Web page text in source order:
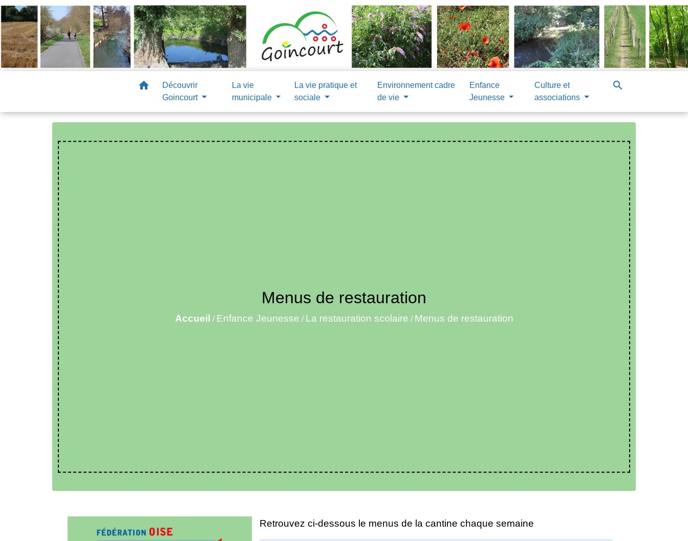
home
Découvrir
Goincourt
La vie
municipale
La vie pratique et
sociale
Environnement cadre
de vie
Enfance
Jeunesse
Culture et
associations
search
Menus de restauration
Accueil / Enfance Jeunesse / La restauration scolaire / Menus de restauration
Retrouvez ci-dessous le menus de la cantine chaque semaine